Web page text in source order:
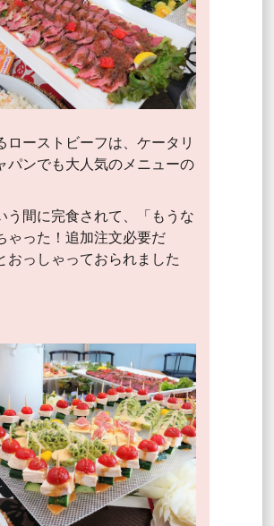
ローストビーフは、ケータリ
パンでも大人気のメニューの
う間に完食されて、「もうな
ゃった！追加注文必要だ
おっしゃっておられました